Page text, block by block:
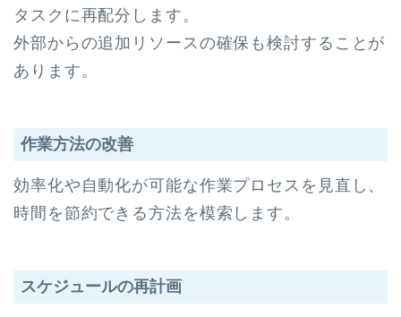
タスクに再配分します。
外部からの追加リソースの確保も検討することが
あります。
作業方法の改善
効率化や自動化が可能な作業プロセスを見直し、
時間を節約できる方法を模索します。
スケジュールの再計画